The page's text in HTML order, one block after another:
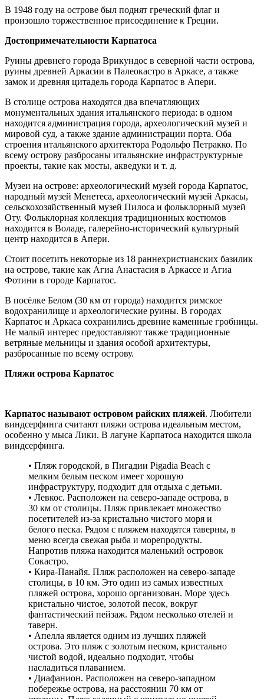
В 1948 году на острове был поднят греческий флаг и
произошло торжественное присоединение к Греции.
Достопримечательности Карпатоса
Руины древнего города Врикундос в северной части острова,
руины древней Аркасии в Палеокастро в Аркасе, а также
замок и древняя цитадель города Карпатос в Апери.
В столице острова находятся два впечатляющих
монументальных здания итальянского периода: в одном
находится администрация города, археологический музей и
мировой суд, а также здание администрации порта. Оба
строения итальянского архитектора Родольфо Петракко. По
всему острову разбросаны итальянские инфраструктурные
проекты, такие как мосты, акведуки и т. д.
Музеи на острове: археологический музей города Карпатос,
народный музей Менетеса, археологический музей Аркасы,
сельскохозяйственный музей Пилоса и фольклорный музей
Оту. Фольклорная коллекция традиционных костюмов
находится в Воладе, галерейно-исторический культурный
центр находится в Апери.
Стоит посетить некоторые из 18 раннехристианских базилик
на острове, такие как Агиа Анастасия в Аркассе и Агиа
Фотини в городе Карпатос.
В посёлке Белом (30 км от города) находится римское
водохранилище и археологические руины. В городах
Карпатос и Аркаса сохранились древние каменные гробницы.
Не малый интерес предоставляют также традиционные
ветряные мельницы и здания особой архитектуры,
разбросанные по всему острову.
Пляжи острова Карпатос
Карпатос называют островом райских пляжей. Любители
виндсерфинга считают пляжи острова идеальным местом,
особенно у мыса Лики. В лагуне Карпатоса находится школа
виндсерфинга.
• Пляж городской, в Пигадии Pigadia Beach с
мелким белым песком имеет хорошую
инфраструктуру, подходит для отдыха с детьми.
• Левкос. Расположен на северо-западе острова, в
30 км от столицы. Пляж привлекает множество
посетителей из-за кристально чистого моря и
белого песка. Рядом с пляжем находятся таверны, в
меню всегда свежая рыба и морепродукты.
Напротив пляжа находится маленький островок
Сокастро.
• Кира-Панайя. Пляж расположен на северо-западе
столицы, в 10 км. Это один из самых известных
пляжей острова, хорошо организован. Море здесь
кристально чистое, золотой песок, вокруг
фантастический пейзаж. Рядом несколько отелей и
таверн.
• Апелла является одним из лучших пляжей
острова. Это пляж с золотым песком, кристально
чистой водой, идеально подходит, чтобы
насладиться плаванием.
• Диафанион. Расположен на северо-западном
побережье острова, на расстоянии 70 км от